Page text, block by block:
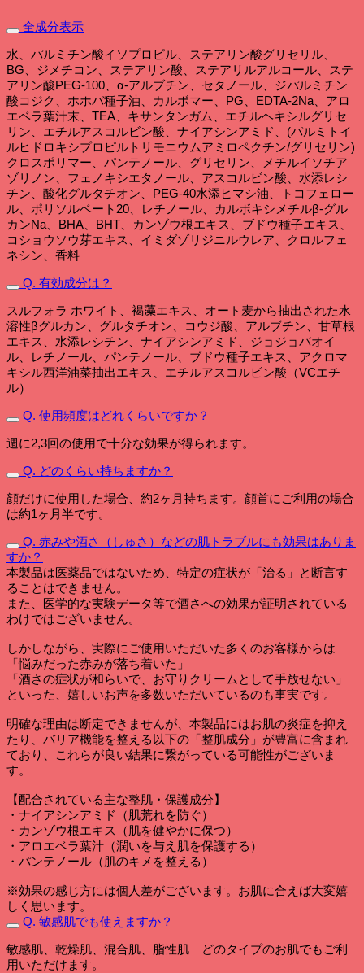
全成分表示
水、パルミチン酸イソプロピル、ステアリン酸グリセリル、
BG、ジメチコン、ステアリン酸、ステアリルアルコール、ステ
アリン酸PEG-100、α-アルブチン、セタノール、ジパルミチン
酸コジク、ホホバ種子油、カルボマー、PG、EDTA-2Na、アロ
エベラ葉汁末、TEA、キサンタンガム、エチルヘキシルグリセ
リン、エチルアスコルビン酸、ナイアシンアミド、(パルミトイ
ルヒドロキシプロピルトリモニウムアミロペクチン/グリセリン)
クロスポリマー、パンテノール、グリセリン、メチルイソチア
ゾリノン、フェノキシエタノール、アスコルビン酸、水添レシ
チン、酸化グルタチオン、PEG-40水添ヒマシ油、トコフェロー
ル、ポリソルベート20、レチノール、カルボキシメチルβ-グル
カンNa、BHA、BHT、カンゾウ根エキス、ブドウ種子エキス、
コショウソウ芽エキス、イミダゾリジニルウレア、クロルフェ
ネシン、香料
Q. 有効成分は？
スルフォラ ホワイト、褐藻エキス、オート麦から抽出された水
溶性βグルカン、グルタチオン、コウジ酸、アルブチン、甘草根
エキス、水添レシチン、ナイアシンアミド、ジョジョバオイ
ル、レチノール、パンテノール、ブドウ種子エキス、アクロマ
キシル西洋油菜抽出エキス、エチルアスコルビン酸（VCエチ
ル）
Q. 使用頻度はどれくらいですか？
週に2,3回の使用で十分な効果が得られます。
Q. どのくらい持ちますか？
顔だけに使用した場合、約2ヶ月持ちます。顔首にご利用の場合
は約1ヶ月半です。
Q. 赤みや酒さ（しゅさ）などの肌トラブルにも効果はありま
すか？
本製品は医薬品ではないため、特定の症状が「治る」と断言す
ることはできません。
また、医学的な実験データ等で酒さへの効果が証明されている
わけではございません。
しかしながら、実際にご使用いただいた多くのお客様からは
「悩みだった赤みが落ち着いた」
「酒さの症状が和らいで、お守りクリームとして手放せない」
といった、嬉しいお声を多数いただいているのも事実です。
明確な理由は断定できませんが、本製品にはお肌の炎症を抑え
たり、バリア機能を整える以下の「整肌成分」が豊富に含まれ
ており、これらが良い結果に繋がっている可能性がございま
す。
【配合されている主な整肌・保護成分】
・ナイアシンアミド（肌荒れを防ぐ）
・カンゾウ根エキス（肌を健やかに保つ）
・アロエベラ葉汁（潤いを与え肌を保護する）
・パンテノール（肌のキメを整える）
※効果の感じ方には個人差がございます。お肌に合えば大変嬉
しく思います。
Q. 敏感肌でも使えますか？
敏感肌、乾燥肌、混合肌、脂性肌 どのタイプのお肌でもご利
用いただけます。